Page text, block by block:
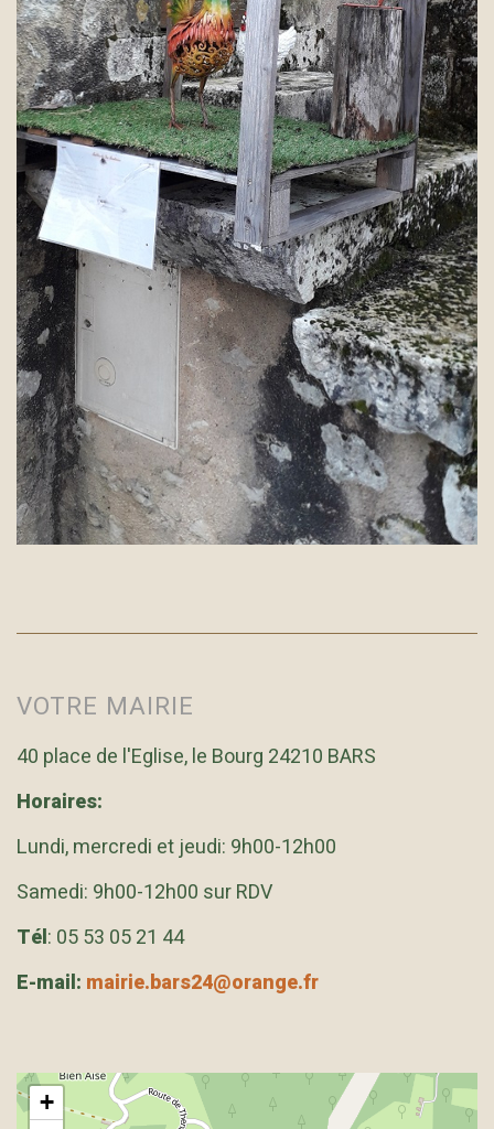
VOTRE MAIRIE
40 place de l'Eglise, le Bourg 24210 BARS
Horaires:
Lundi, mercredi et jeudi: 9h00-12h00
Samedi: 9h00-12h00 sur RDV
Tél: 05 53 05 21 44
E-mail: mairie.bars24@orange.fr
+